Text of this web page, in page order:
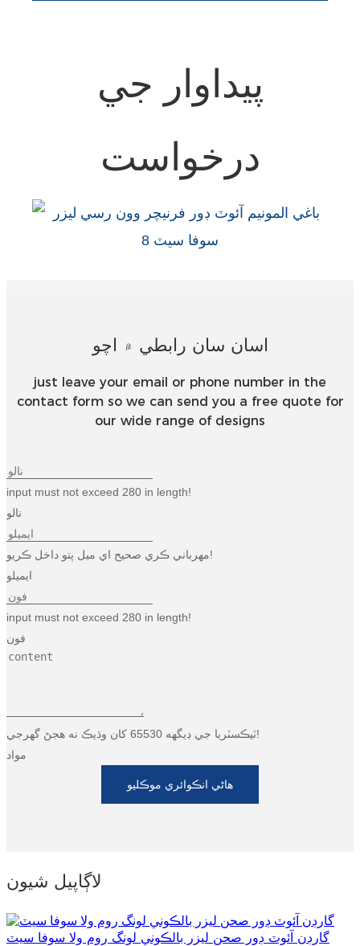
հայերեն
Kurmancî
العربية
ئۇيغۇرچە
Hmong
پيداوار جي
درخواست
اسان سان رابطي ۾ اچو
just leave your email or phone number in the
contact form so we can send you a free quote for
our wide range of designs
input must not exceed 280 in length!
نالو
مهرباني ڪري صحيح اي ميل پتو داخل ڪريو!
ايميلو
input must not exceed 280 in length!
فون
ٽيڪسٽريا جي ڊيگهه 65530 کان وڌيڪ نه هجڻ گهرجي!
مواد
هاڻي انڪوائري موڪليو
لاڳاپيل شيون
گارڊن آئوٽ ڊور صحن ليزر بالڪوني لونگ روم ولا سوفا سيٽ